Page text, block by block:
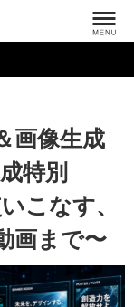
画像生成
特別
こなす、
画まで〜